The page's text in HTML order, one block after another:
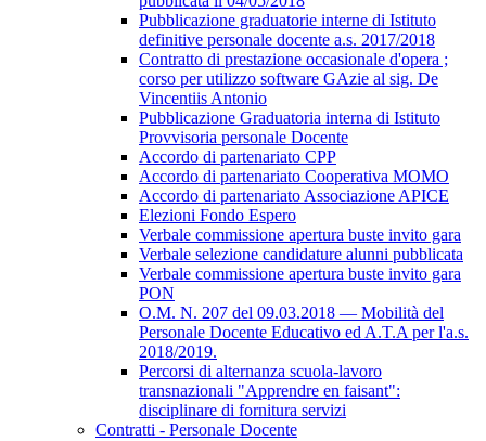
Pubblicazione graduatorie interne di Istituto
definitive personale docente a.s. 2017/2018
Contratto di prestazione occasionale d'opera ;
corso per utilizzo software GAzie al sig. De
Vincentiis Antonio
Pubblicazione Graduatoria interna di Istituto
Provvisoria personale Docente
Accordo di partenariato CPP
Accordo di partenariato Cooperativa MOMO
Accordo di partenariato Associazione APICE
Elezioni Fondo Espero
Verbale commissione apertura buste invito gara
Verbale selezione candidature alunni pubblicata
Verbale commissione apertura buste invito gara
PON
O.M. N. 207 del 09.03.2018 — Mobilità del
Personale Docente Educativo ed A.T.A per l'a.s.
2018/2019.
Percorsi di alternanza scuola-lavoro
transnazionali "Apprendre en faisant":
disciplinare di fornitura servizi
Contratti - Personale Docente